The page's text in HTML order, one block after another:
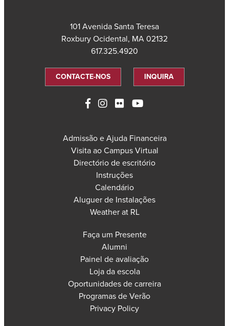
101 Avenida Santa Teresa
Roxbury Ocidental, MA 02132
617.325.4920
CONTACTE-NOS INQUIRA
Admissão e Ajuda Financeira
Visita ao Campus Virtual
Directório de escritório
Instruções
Calendário
Aluguer de Instalações
Weather at RL
Faça um Presente
Alumni
Painel de avaliação
Loja da escola
Oportunidades de carreira
Programas de Verão
Privacy Policy